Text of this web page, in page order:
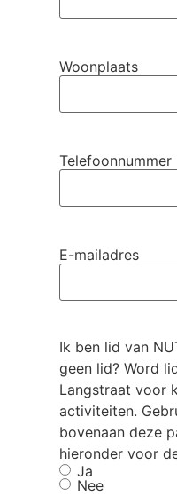
Woonplaats
Telefoonnummer
E-mailadres
Ik ben lid van
geen lid? Word
Langstraat voor
activiteiten.
bovenaan deze
hieronder voor
Ja
Nee